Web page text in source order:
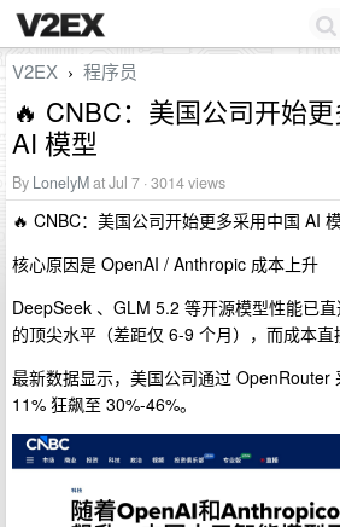
V2EX › 程序员
🔥 CNBC：美国公司开始
AI 模型
By LonelyMat Jul 7 · 3014 views
🔥 CNBC：美国公司开始更多采用中国 AI
核心原因是 OpenAI / Anthropic 成本上升
DeepSeek 、GLM 5.2 等开源模型性能已
的顶尖水平（差距仅 6-9 个月），而成本直
最新数据显示，美国公司通过 OpenRouter
11% 狂飙至 30%-46%。